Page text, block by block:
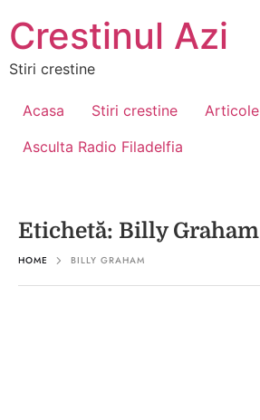
Crestinul Azi
Stiri crestine
Acasa Stiri crestine Articole
Asculta Radio Filadelfia
Etichetă: Billy Graham
HOME BILLY GRAHAM